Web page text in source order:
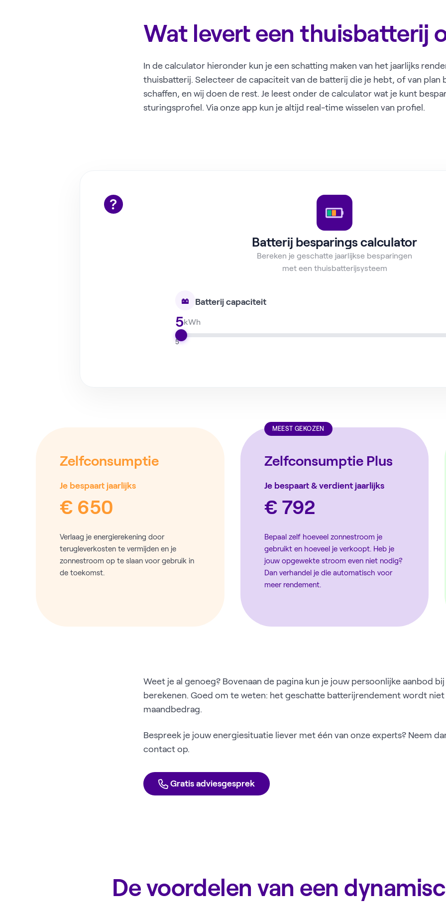
Wat levert een thuisbatterij
In de calculator hieronder kun je een schatting maken van het jaarlijks
thuisbatterij. Selecteer de capaciteit van de batterij die je hebt, of van plan
schaffen, en wij doen de rest. Je leest onder de calculator wat je kunt
sturingsprofiel. Via onze app kun je altijd real-time wisselen van profiel.
Batterij besparings calculator
Bereken je geschatte jaarlijkse besparingen
met een thuisbatterijsysteem
Batterij capaciteit
5kWh
5
Zelfconsumptie
Je bespaart jaarlijks
€ 650
Verlaag je energierekening door
terugleverkosten te vermijden en je
zonnestroom op te slaan voor gebruik in
de toekomst.
MEEST GEKOZEN
Zelfconsumptie Plus
Je bespaart & verdient jaarlijks
€ 792
Bepaal zelf hoeveel zonnestroom je
gebruikt en hoeveel je verkoopt. Heb je
jouw opgewekte stroom even niet nodig?
Dan verhandel je die automatisch voor
meer rendement.
Weet je al genoeg? Bovenaan de pagina kun je jouw persoonlijke aanbod
berekenen. Goed om te weten: het geschatte batterijrendement wordt
maandbedrag.
Bespreek je jouw energiesituatie liever met één van onze experts? Neem
contact op.
Gratis adviesgesprek
De voordelen van een